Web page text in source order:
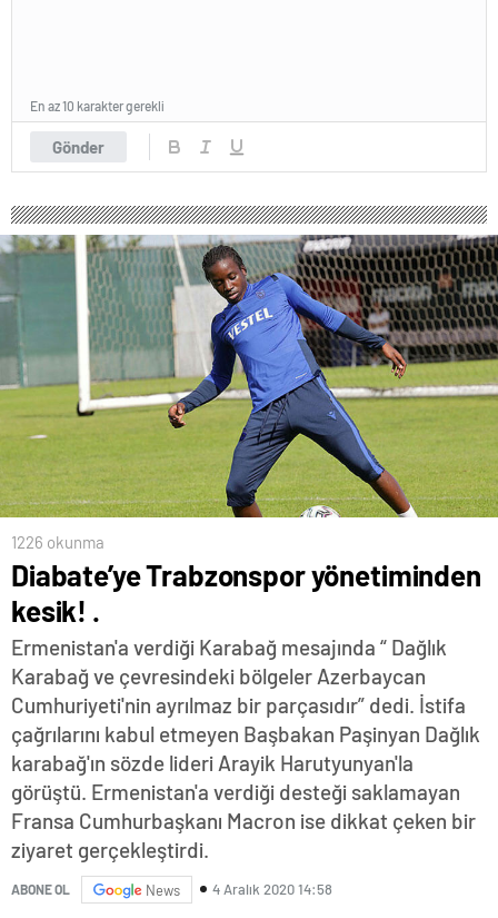
Gönder
En az 10 karakter gerekli
1226 okunma
Diabate’ye Trabzonspor yönetiminden
kesik! .
Ermenistan'a verdiği Karabağ mesajında “ Dağlık
Karabağ ve çevresindeki bölgeler Azerbaycan
Cumhuriyeti'nin ayrılmaz bir parçasıdır” dedi. İstifa
çağrılarını kabul etmeyen Başbakan Paşinyan Dağlık
karabağ'ın sözde lideri Arayik Harutyunyan'la
görüştü. Ermenistan'a verdiği desteği saklamayan
Fransa Cumhurbaşkanı Macron ise dikkat çeken bir
ziyaret gerçekleştirdi.
ABONE OL News 4 Aralık 2020 14:58